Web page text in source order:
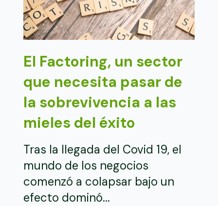
El Factoring, un sector
que necesita pasar de
la sobrevivencia a las
mieles del éxito
Tras la llegada del Covid 19, el
mundo de los negocios
comenzó a colapsar bajo un
efecto dominó...